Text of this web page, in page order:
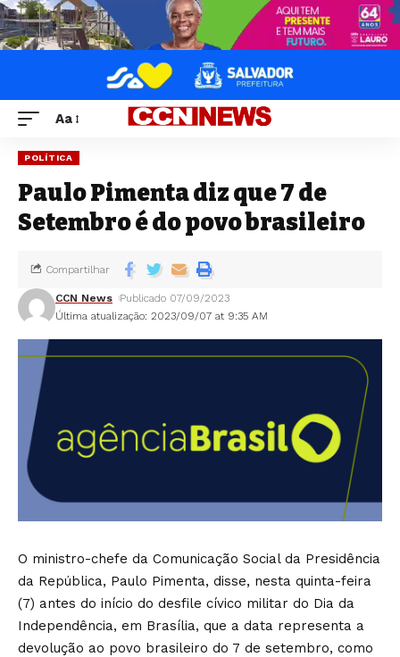
Aa
POLÍTICA
Paulo Pimenta diz que 7 de
Setembro é do povo brasileiro
Última atualização: 2023/09/07 at 9:35 AM
CCN News Publicado 07/09/2023
Compartilhar
O ministro-chefe da Comunicação Social da Presidência
da República, Paulo Pimenta, disse, nesta quinta-feira
(7) antes do início do desfile cívico militar do Dia da
Independência, em Brasília, que a data representa a
devolução ao povo brasileiro do 7 de setembro, como